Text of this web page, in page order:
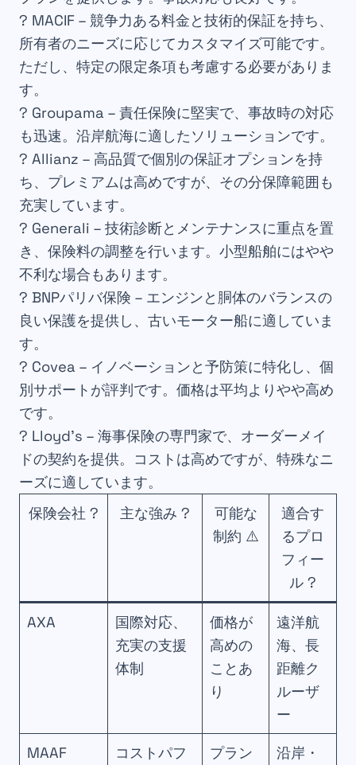
? MACIF – 競争力ある料金と技術的保証を持ち、
所有者のニーズに応じてカスタマイズ可能です。
ただし、特定の限定条項も考慮する必要がありま
す。
? Groupama – 責任保険に堅実で、事故時の対応
も迅速。沿岸航海に適したソリューションです。
? Allianz – 高品質で個別の保証オプションを持
ち、プレミアムは高めですが、その分保障範囲も
充実しています。
? Generali – 技術診断とメンテナンスに重点を置
き、保険料の調整を行います。小型船舶にはやや
不利な場合もあります。
? BNPパリバ保険 – エンジンと胴体のバランスの
良い保護を提供し、古いモーター船に適していま
す。
? Covea – イノベーションと予防策に特化し、個
別サポートが評判です。価格は平均よりやや高め
です。
? Lloyd’s – 海事保険の専門家で、オーダーメイ
ドの契約を提供。コストは高めですが、特殊なニ
ーズに適しています。
保険会社 ?
主な強み ?
可能な
制約 ⚠️
適合す
るプロ
フィー
ル ?
AXA
国際対応、
充実の支援
体制
価格が
高めの
ことあ
り
遠洋航
海、長
距離ク
ルーザ
ー
MAAF
コストパフ
プラン
沿岸・